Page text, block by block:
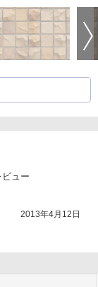
ュー
2013年4月12日